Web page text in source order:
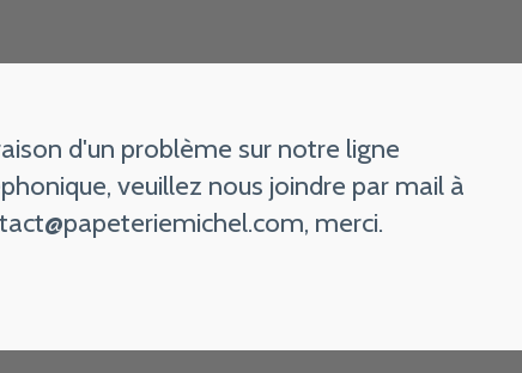
Ne vous
d'un problème sur notre ligne
veuillez nous joindre par mail à
, merci.